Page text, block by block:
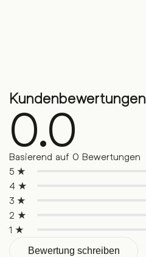
Kundenbewertungen
0.0
Basierend auf 0 Bewertungen
5 ★
4 ★
3 ★
2 ★
1 ★
Bewertung schreiben